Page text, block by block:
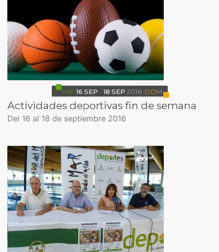
VIE 16 SEP 18 SEP 2016 DOM
Actividades deportivas fin de semana
Del 16 al 18 de septiembre 2016